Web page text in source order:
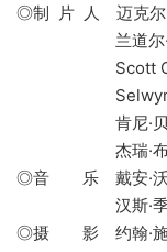
◎制 片 人 迈克尔
兰道尔·华莱
Scott
Selwyn
肯尼·贝茨 /
杰瑞·布鲁克
◎音 乐 戴安·沃
汉斯·季默 /
◎摄 影 约翰·施